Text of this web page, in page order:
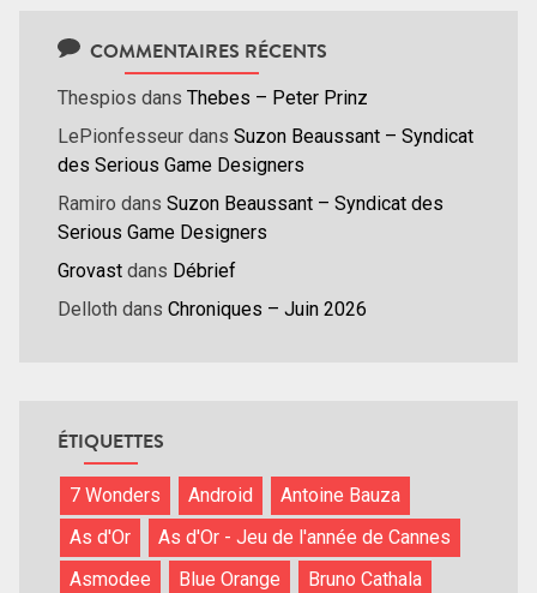
COMMENTAIRES RÉCENTS
Thespios dans Thebes – Peter Prinz
LePionfesseur dans Suzon Beaussant – Syndicat
des Serious Game Designers
Ramiro dans Suzon Beaussant – Syndicat des
Serious Game Designers
Grovast dans Débrief
Delloth dans Chroniques – Juin 2026
ÉTIQUETTES
7 Wonders Android
Antoine Bauza
As d'Or
As d'Or - Jeu de l'année de Cannes
Asmodee
Blue Orange Bruno Cathala